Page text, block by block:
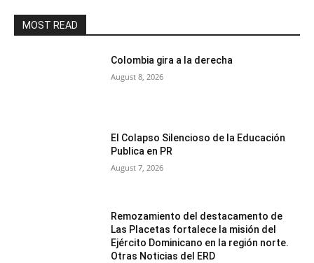
MOST READ
Colombia gira a la derecha
August 8, 2026
El Colapso Silencioso de la Educación
Publica en PR
August 7, 2026
Remozamiento del destacamento de
Las Placetas fortalece la misión del
Ejército Dominicano en la región norte.
Otras Noticias del ERD